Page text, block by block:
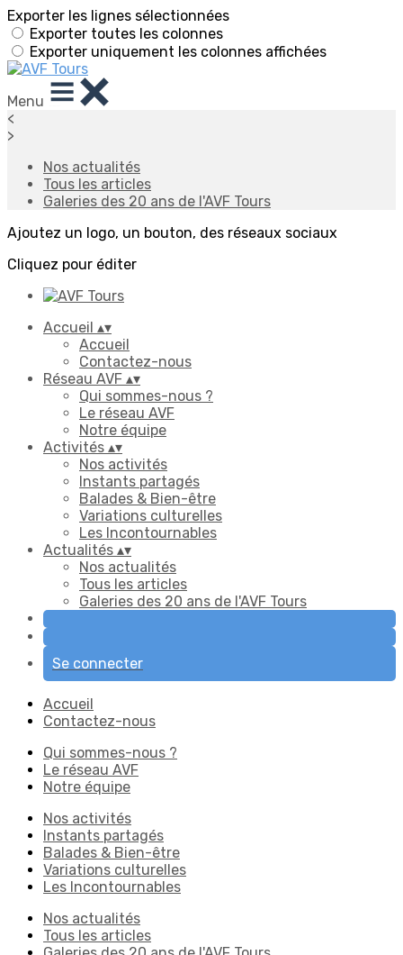
Exporter les lignes sélectionnées
Exporter toutes les colonnes
Exporter uniquement les colonnes affichées
Menu
<
>
Nos actualités
Tous les articles
Galeries des 20 ans de l'AVF Tours
Ajoutez un logo, un bouton, des réseaux sociaux
Cliquez pour éditer
Accueil ▴▾
Accueil
Contactez-nous
Réseau AVF ▴▾
Qui sommes-nous ?
Le réseau AVF
Notre équipe
Activités ▴▾
Nos activités
Instants partagés
Balades & Bien-être
Variations culturelles
Les Incontournables
Actualités ▴▾
Nos actualités
Tous les articles
Galeries des 20 ans de l'AVF Tours
Se connecter
Accueil
Contactez-nous
Qui sommes-nous ?
Le réseau AVF
Notre équipe
Nos activités
Instants partagés
Balades & Bien-être
Variations culturelles
Les Incontournables
Nos actualités
Tous les articles